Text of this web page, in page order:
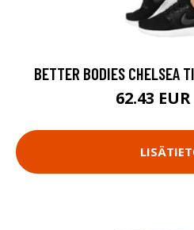
BETTER BODIES CHELSEA
62.43 EUR